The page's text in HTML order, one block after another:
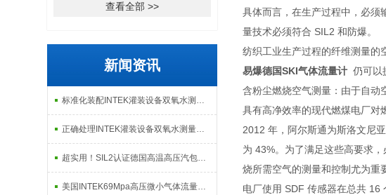
查看全部 >>
新闻资讯
标准化装配INTEK灌装设备双氧水测量微小流量计把控供给精度
正确处理INTEK灌装设备双氧水测量微小流量计故障可有效保障生产连续性
超实用！SIL2认证德国高温高压汽包磁致伸缩液位计正确安装方法全攻略
美国INTEK69Mpa高压微小气体流量计出现问题后的解决方法分享
具体而言，在生产过程中，必须
量技术必须符合 SIL2 和防爆。
纺织工业生产过程的纤维测量
易爆德国SKI气体流量计 仍可以
含粉尘燃烧空气测量：由于自动
具有高净效率的现代燃煤电厂对
2012 年，阿尔斯通为斯洛文尼
为 43%。为了满足这些高要求
烧所需空气的测量和控制尤为重
电厂使用 SDF 传感器在总共 16